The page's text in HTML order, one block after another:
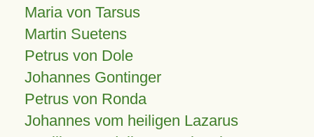
Maria von Tarsus
Martin Suetens
Petrus von Dole
Johannes Gontinger
Petrus von Ronda
Johannes vom heiligen Lazarus